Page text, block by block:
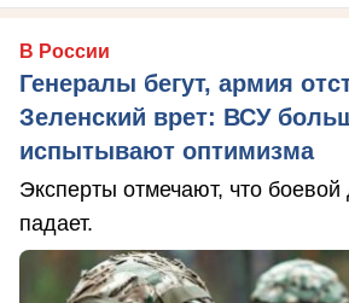
В России
Генералы бегут, армия
Зеленский врет: ВСУ
испытывают оптимизма
Эксперты отмечают, что боевой
падает.